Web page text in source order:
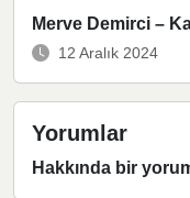
Merve Demirci –
12 Aralık 2024
Yorumlar
Hakkında bir